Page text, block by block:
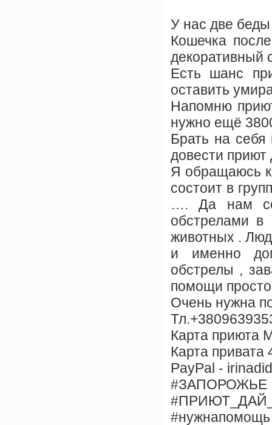
У нас две
Кошечка
декоративный
Есть шанс
оставить
Напомню
нужно ещё
Брать на себя
довести
Я обращаюсь к
состоит в
…. Да нам
обстрелами
животных .
и именно
обстрелы ,
помощи
Очень нужна
Карта приюта
Карта
PayPal -
#ЗАПОРОЖЬЕ
#нужнапомощь